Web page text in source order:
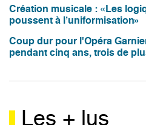
Création musicale : «Les
poussent à l’uniformisation»
Coup dur pour l'Opéra
pendant cinq ans, trois de
Les + lus